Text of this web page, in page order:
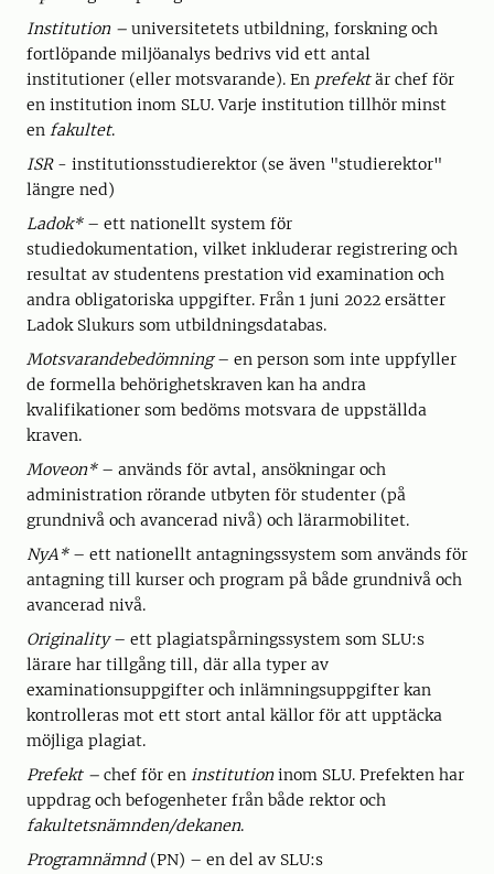
Institution – universitetets utbildning, forskning och
fortlöpande miljöanalys bedrivs vid ett antal
institutioner (eller motsvarande). En prefektär chef för
en institution inom SLU. Varje institution tillhör minst
en fakultet.
ISR- institutionsstudierektor (se även "studierektor"
längre ned)
Ladok*– ett nationellt system för
studiedokumentation, vilket inkluderar registrering och
resultat av studentens prestation vid examination och
andra obligatoriska uppgifter. Från 1 juni 2022 ersätter
Ladok Slukurs som utbildningsdatabas.
Motsvarandebedömning– en person som inte uppfyller
de formella behörighetskraven kan ha andra
kvalifikationer som bedöms motsvara de uppställda
kraven.
Moveon*– används för avtal, ansökningar och
administration rörande utbyten för studenter (på
grundnivå och avancerad nivå) och lärarmobilitet.
NyA*– ett nationellt antagningssystem som används för
antagning till kurser och program på både grundnivå och
avancerad nivå.
Originality– ett plagiatspårningssystem som SLU:s
lärare har tillgång till, där alla typer av
examinationsuppgifter och inlämningsuppgifter kan
kontrolleras mot ett stort antal källor för att upptäcka
möjliga plagiat.
Prefekt – chef för en institutioninom SLU. Prefekten har
uppdrag och befogenheter från både rektor och
fakultetsnämnden/dekanen.
Programnämnd(PN) – en del av SLU:s